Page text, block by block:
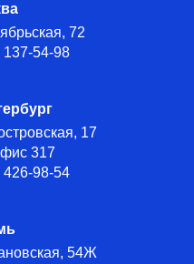
72
137-54-98
17
317
426-98-54
54Ж